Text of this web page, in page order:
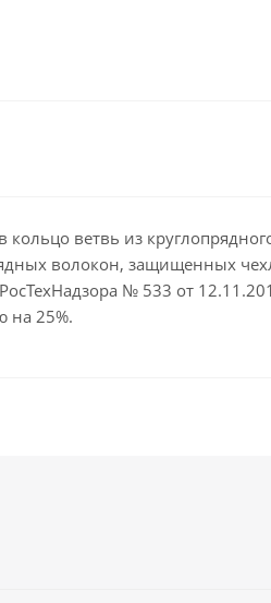
ветвь из
волокон, защищенных
№ 533 от
на 25%.